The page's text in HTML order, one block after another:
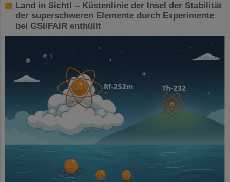
Land in Sicht! – Küstenlinie der Insel der Stabilität
der superschweren Elemente durch Experimente
bei GSI/FAIR enthüllt